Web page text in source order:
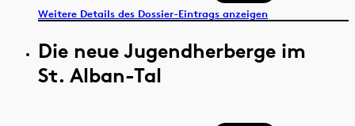
Weitere Details des Dossier-Eintrags anzeigen
Die neue Jugendherberge im
St. Alban-Tal